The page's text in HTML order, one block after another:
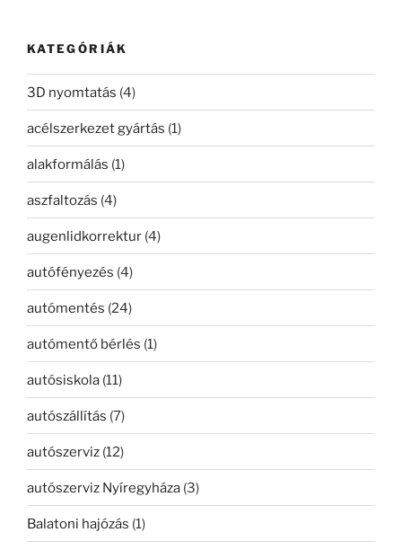
KATEGÓRIÁK
3D nyomtatás (4)
acélszerkezet gyártás (1)
alakformálás (1)
aszfaltozás (4)
augenlidkorrektur (4)
autófényezés (4)
autómentés (24)
autómentő bérlés (1)
autósiskola (11)
autószállítás (7)
autószerviz (12)
autószerviz Nyíregyháza (3)
Balatoni hajózás (1)